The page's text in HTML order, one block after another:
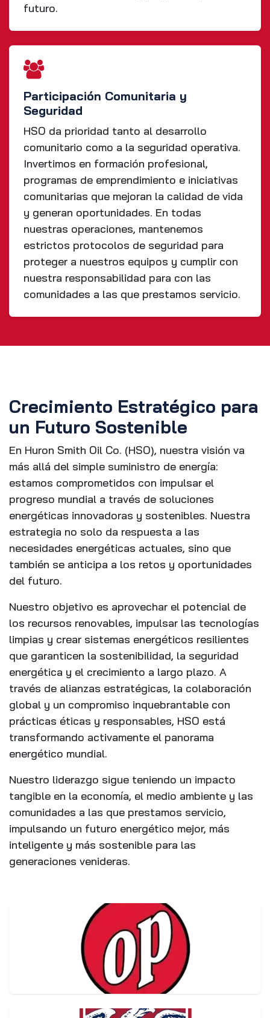
futuro.
Participación Comunitaria y
Seguridad
HSO da prioridad tanto al desarrollo
comunitario como a la seguridad operativa.
Invertimos en formación profesional,
programas de emprendimiento e iniciativas
comunitarias que mejoran la calidad de vida
y generan oportunidades. En todas
nuestras operaciones, mantenemos
estrictos protocolos de seguridad para
proteger a nuestros equipos y cumplir con
nuestra responsabilidad para con las
comunidades a las que prestamos servicio.
Crecimiento Estratégico para
un Futuro Sostenible
En Huron Smith Oil Co. (HSO), nuestra visión va
más allá del simple suministro de energía:
estamos comprometidos con impulsar el
progreso mundial a través de soluciones
energéticas innovadoras y sostenibles. Nuestra
estrategia no solo da respuesta a las
necesidades energéticas actuales, sino que
también se anticipa a los retos y oportunidades
del futuro.
Nuestro objetivo es aprovechar el potencial de
los recursos renovables, impulsar las tecnologías
limpias y crear sistemas energéticos resilientes
que garanticen la sostenibilidad, la seguridad
energética y el crecimiento a largo plazo. A
través de alianzas estratégicas, la colaboración
global y un compromiso inquebrantable con
prácticas éticas y responsables, HSO está
transformando activamente el panorama
energético mundial.
Nuestro liderazgo sigue teniendo un impacto
tangible en la economía, el medio ambiente y las
comunidades a las que prestamos servicio,
impulsando un futuro energético mejor, más
inteligente y más sostenible para las
generaciones venideras.